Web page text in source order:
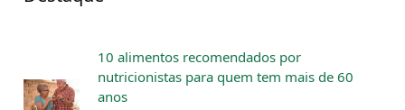
10 alimentos recomendados por
nutricionistas para quem tem mais de 60
anos